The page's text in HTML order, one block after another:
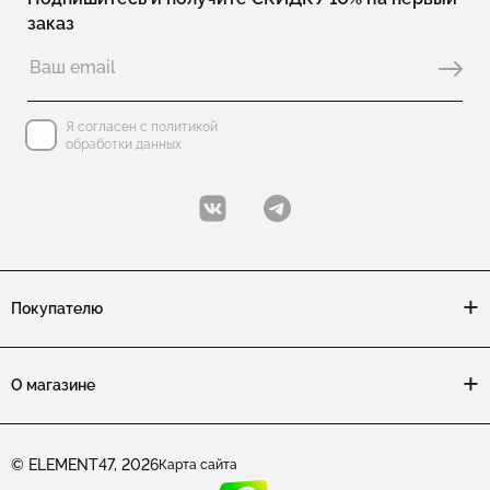
Серьги (замок петля)
Серьги из шпинели
заказ
Я согласен с политикой
обработки данных
Покупателю
О магазине
© ELEMENT47, 2026Карта сайта